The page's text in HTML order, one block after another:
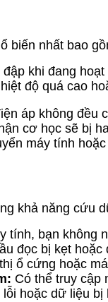
biến nhất bao
khi đang
độ quá cao
áp không đều
cơ học sẽ bị
máy tính
khả năng cứu
tính, bạn không
đọc bị kẹt
ổ cứng hoặc
Có thể truy cập
hoặc dữ liệu bị